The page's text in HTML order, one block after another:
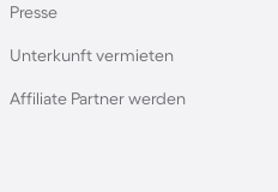
Presse
Unterkunft vermieten
Affiliate Partner werden